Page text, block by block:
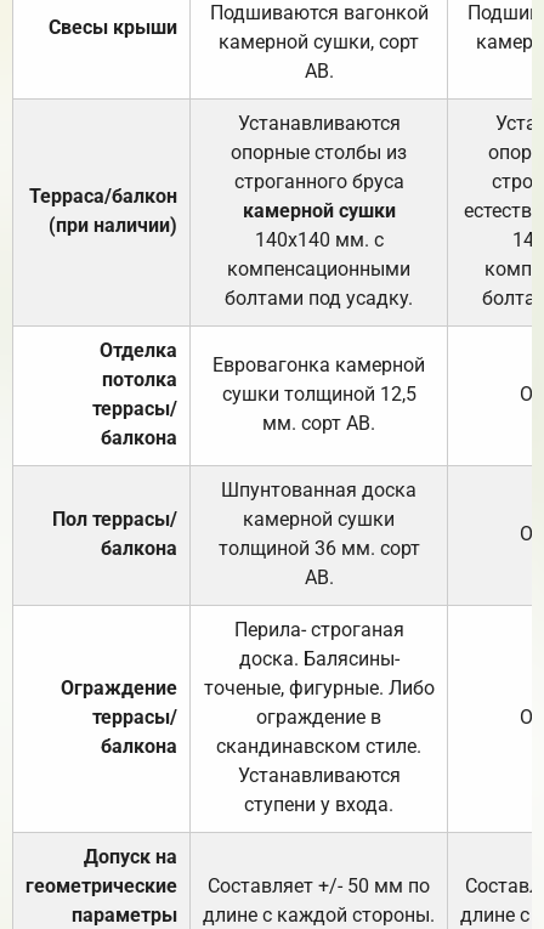
Свесы крыши
Подшиваются вагонкой
камерной сушки, сорт
АВ.
Терраса/балкон
(при наличии)
Устанавливаются
опорные столбы из
строганного бруса
камерной сушки
140х140 мм. с
компенсационными
болтами под усадку.
Отделка
потолка
террасы/
балкона
Евровагонка камерной
сушки толщиной 12,5
мм. сорт АВ.
Пол террасы/
балкона
Шпунтованная доска
камерной сушки
толщиной 36 мм. сорт
АВ.
Ограждение
террасы/
балкона
Перила- строганая
доска. Балясины-
точеные, фигурные. Либо
ограждение в
скандинавском стиле.
Устанавливаются
ступени у входа.
Допуск на
геометрические
параметры
Составляет +/- 50 мм по
длине с каждой стороны.
длине с